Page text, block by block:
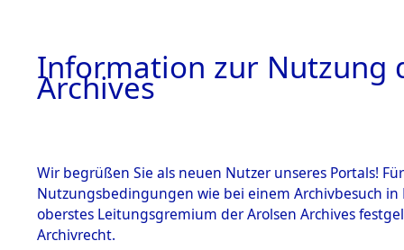
Information zur Nutzung
Archives
Wir begrüßen Sie als neuen Nutzer unseres Portals!
Nutzungsbedingungen wie bei einem Archivbesuch
oberstes Leitungsgremium der Arolsen Archives
Archivrecht.